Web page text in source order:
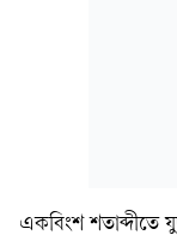
একবিংশ শতাব্দীতে